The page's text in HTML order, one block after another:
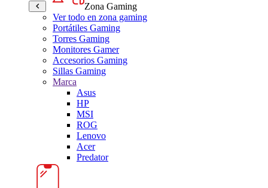
Zona Gaming
Ver todo en zona gaming
Portátiles Gaming
Torres Gaming
Monitores Gamer
Accesorios Gaming
Sillas Gaming
Marca
Asus
HP
MSI
ROG
Lenovo
Acer
Predator